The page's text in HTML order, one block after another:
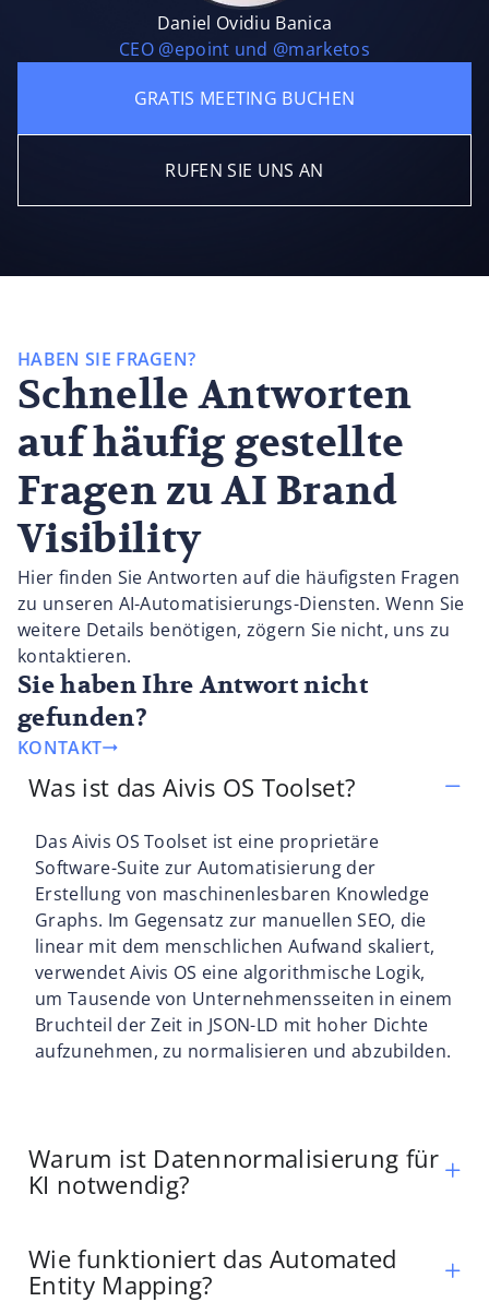
Daniel Ovidiu Banica
CEO @epoint und @marketos
GRATIS MEETING BUCHEN
RUFEN SIE UNS AN
HABEN SIE FRAGEN?
Schnelle Antworten
auf häufig gestellte
Fragen zu AI Brand
Visibility
Hier finden Sie Antworten auf die häufigsten Fragen
zu unseren AI-Automatisierungs-Diensten. Wenn Sie
weitere Details benötigen, zögern Sie nicht, uns zu
kontaktieren.
Sie haben Ihre Antwort nicht
gefunden?
KONTAKT
Was ist das Aivis OS Toolset?
Das Aivis OS Toolset ist eine proprietäre
Software-Suite zur Automatisierung der
Erstellung von maschinenlesbaren Knowledge
Graphs. Im Gegensatz zur manuellen SEO, die
linear mit dem menschlichen Aufwand skaliert,
verwendet Aivis OS eine algorithmische Logik,
um Tausende von Unternehmensseiten in einem
Bruchteil der Zeit in JSON-LD mit hoher Dichte
aufzunehmen, zu normalisieren und abzubilden.
Warum ist Datennormalisierung für
KI notwendig?
Wie funktioniert das Automated
Entity Mapping?